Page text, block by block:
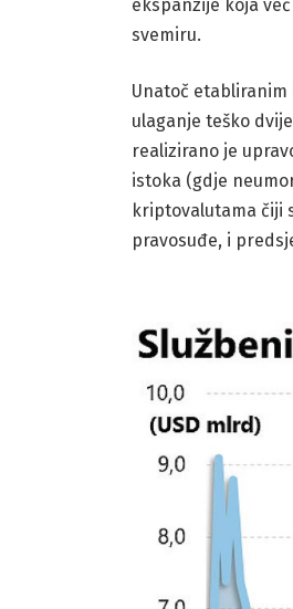
ekspanzije koja
svemiru.
Unatoč
ulaganje teško
realizirano je
istoka (gdje
kriptovalutama čiji
pravosuđe, i